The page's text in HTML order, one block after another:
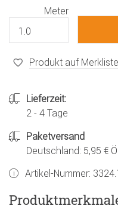
Meter
Produkt auf
Lieferzeit:
2 - 4 Tage
Paketversand
Deutschland: 5,95 €
Artikel-Nummer: